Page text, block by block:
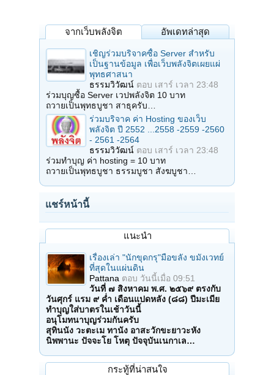
จากเว็บพลังจิต อัพเดทล่าสุด
เชิญร่วมบริจาคซื้อ Server สำหรับ
เป็นฐานข้อมูล เพื่อเว็บพลังจิตเผยแผ่
พุทธศาสนา
ธรรมวิวัฒน์ ตอบ เสาร์ เวลา 23:48
ร่วมบุญซื้อ Server เวปพลังจิต 10 บาท
ถวายเป็นพุทธบูชา สาธุครับ…
ร่วมบริจาค ค่า Hosting ของเว็บ
พลังจิต ปี 2552 ...2558 -2559 -2560
- 2561 -2564
ธรรมวิวัฒน์ ตอบ เสาร์ เวลา 23:48
ร่วมทำบุญ ค่า hosting = 10 บาท
ถวายเป็นพุทธบูชา ธรรมบูชา สังฆบูชา…
แชร์หน้านี้
แนะนำ
เรื่องเล่า "นักขุดกรุ"มือขลัง ขมังเวทย์
ที่สุดในแผ่นดิน
Pattana ตอบ วันนี้เมื่อ 09:51
วันที่ ๗ สิงหาคม พ.ศ. ๒๕๖๙ ตรงกับ
วันศุกร์ แรม ๙ ค่ำ เดือนแปดหลัง (๘๘) ปีมะเมีย
ทำบุญใส่บาตรในเช้าวันนี้
อนุโมทนาบุญร่วมกันครับ
สุทินนัง วะตะเม ทานัง อาสะวักขะยาวะหัง
นิพพานะ ปัจจะโย โหตุ ปัจจุบันเนกาเล…
กระทู้ที่น่าสนใจ